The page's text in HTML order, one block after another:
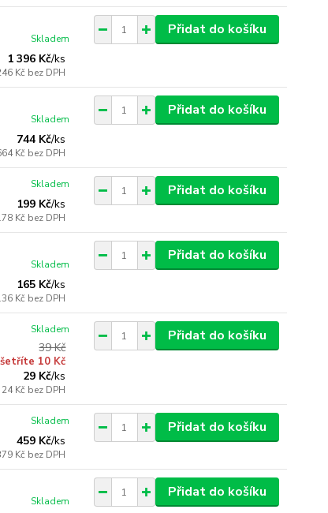
1 396 Kč/ks
Kč bez DPH
Skladem
Přidat do košíku
744 Kč/ks
Kč bez DPH
Skladem
Přidat do košíku
199 Kč/ks
Kč bez DPH
Skladem Přidat do košíku
165 Kč/ks
Kč bez DPH
Skladem
Přidat do košíku
39 Kč
10 Kč
29 Kč/ks
24 Kč bez DPH
Skladem Přidat do košíku
459 Kč/ks
Kč bez DPH
Skladem Přidat do košíku
Skladem
Přidat do košíku